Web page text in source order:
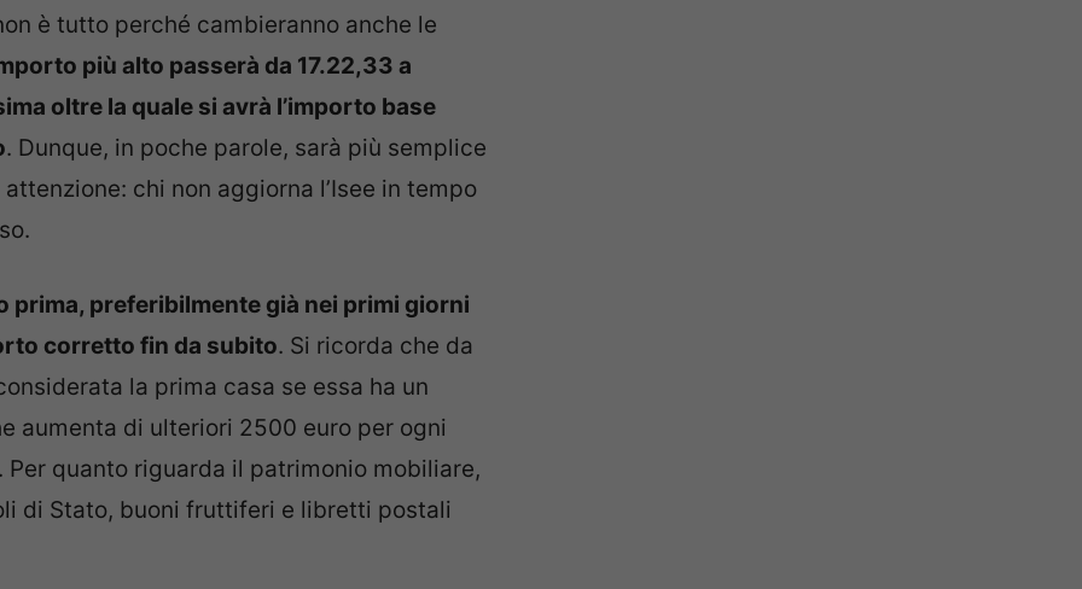
è tutto perché cambieranno anche le
più alto passerà da 17.22,33 a
oltre la quale si avrà l’importo base
. Dunque, in poche parole, sarà più semplice
chi non aggiorna l’Isee in tempo
prima, preferibilmente già nei primi giorni
corretto fin da subito. Si ricorda che da
la prima casa se essa ha un
aumenta di ulteriori 2500 euro per ogni
quanto riguarda il patrimonio mobiliare,
di Stato, buoni fruttiferi e libretti postali